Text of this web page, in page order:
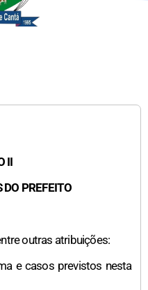
II
DO PREFEITO
outras atribuições:
e casos previstos nesta